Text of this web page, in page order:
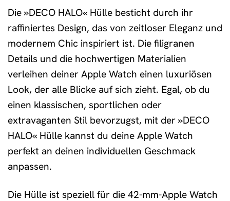
Die »DECO HALO« Hülle besticht durch ihr
raffiniertes Design, das von zeitloser Eleganz und
modernem Chic inspiriert ist. Die filigranen
Details und die hochwertigen Materialien
verleihen deiner Apple Watch einen luxuriösen
Look, der alle Blicke auf sich zieht. Egal, ob du
einen klassischen, sportlichen oder
extravaganten Stil bevorzugst, mit der »DECO
HALO« Hülle kannst du deine Apple Watch
perfekt an deinen individuellen Geschmack
anpassen.
Die Hülle ist speziell für die 42-mm-Apple Watch